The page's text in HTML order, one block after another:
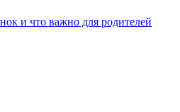
и что важно для родителей